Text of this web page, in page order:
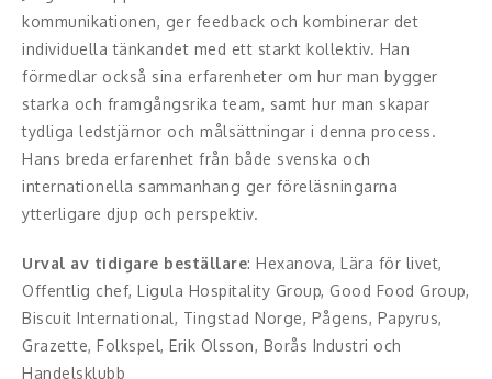
Something a Little Different
Underhållning
Affärsnytta
Effektivitet, framgång
Framtid, trender
Försäljning, marknadsföring, service,
kundfokus
Förändring, organisation,
organisationsutveckling
kommunikationen, ger feedback och kombinerar det
individuella tänkandet med ett starkt kollektiv. Han
förmedlar också sina erfarenheter om hur man bygger
starka och framgångsrika team, samt hur man skapar
tydliga ledstjärnor och målsättningar i denna process.
Hans breda erfarenhet från både svenska och
internationella sammanhang ger föreläsningarna
ytterligare djup och perspektiv.
Urval av tidigare beställare: Hexanova, Lära för livet,
Offentlig chef, Ligula Hospitality Group, Good Food Group,
Biscuit International, Tingstad Norge, Pågens, Papyrus,
Grazette, Folkspel, Erik Olsson, Borås Industri och
Handelsklubb